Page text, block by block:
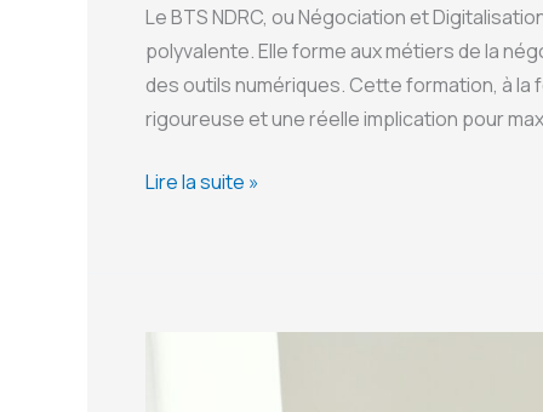
Le BTS NDRC, ou Négociation et
polyvalente. Elle forme aux métiers de la
des outils numériques. Cette formation, à
rigoureuse et une réelle implication pour
Réussir
Lire la suite »